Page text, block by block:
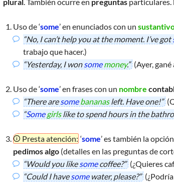
do – make
interesting – interested
it’s – its
one – ones
some – any
Ejercicio 1:some – any
Ejercicio 3:some – any
¿Son animales‘he, she’,o‘it’?
to – too – two
plural. También ocurre en preguntas particulares.
Uso de ‘some’ en enunciados con un
“No, I can’t help you at the moment. I’ve got
trabajo que hacer.)
“Yesterday, I wonsomemoney.” (Ayer,
Uso de ‘some’ en frases con un nombre
“There aresomebananasleft. Have one!”
“Somegirlslike to spend hours in the
Presta atención: ‘some’ es también la
pedimos algo (detalles en las preguntas de
“Would you likesomecoffee?” (¿Quieres
“Could I havesomewater, please?”